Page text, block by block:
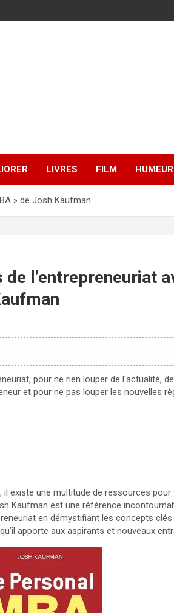
LIVRES FILM HUMEUR
» de Josh Kaufman
l’entrepreneuriat
pour ne rien louper de l'actualité,
et pour ne pas louper les nouvelles
existe une multitude de ressources
Kaufman est une référence
en démystifiant les concepts
apporte aux aspirants et nouveaux